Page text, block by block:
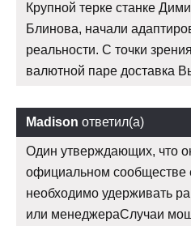
Крупной терке станке
Блинова, начали
реальности. С точки
валютной паре доставка
Madison ответил(а)
Один утверждающих, что
официальном сообществе
необходимо удерживать
или менеджераСлучаи